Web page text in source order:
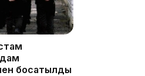
босатылды